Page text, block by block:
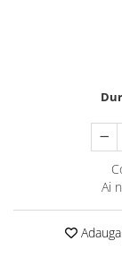
Solutie de
Produse pentru
Sapun lichid,
Tratament
pentru par,
Vata
Ai